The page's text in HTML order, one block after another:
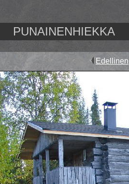
PUNAINENHIEKKA
Edellinen